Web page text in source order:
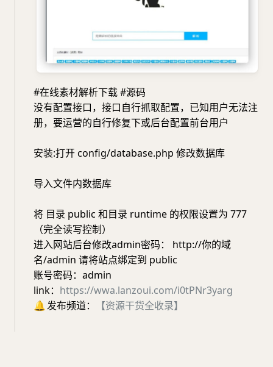
#在线素材解析下载 #源码
没有配置接口，接口自行抓取配置，已知用户无法注
册，要运营的自行修复下或后台配置前台用户
安装:打开 config/database.php 修改数据库
导入文件内数据库
将 目录 public 和目录 runtime 的权限设置为 777
（完全读写控制）
进入网站后台修改admin密码： http://你的域
名/admin 请将站点绑定到 public
账号密码：admin
link： https://wwa.lanzoui.com/i0tPNr3yarg
🔔发布频道： 【资源干货全收录】